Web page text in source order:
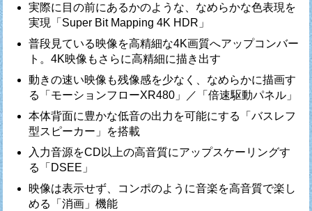
実際に目の前にあるかのような、なめらかな色表現を
実現「Super Bit Mapping 4K HDR」
普段見ている映像を高精細な4K画質へアップコンバー
ト。4K映像もさらに高精細に描き出す
動きの速い映像も残像感を少なく、なめらかに描画す
る「モーションフローXR480」／「倍速駆動パネル」
本体背面に豊かな低音の出力を可能にする「バスレフ
型スピーカー」を搭載
入力音源をCD以上の高音質にアップスケーリングす
る「DSEE」
映像は表示せず、コンポのように音楽を高音質で楽し
める「消画」機能